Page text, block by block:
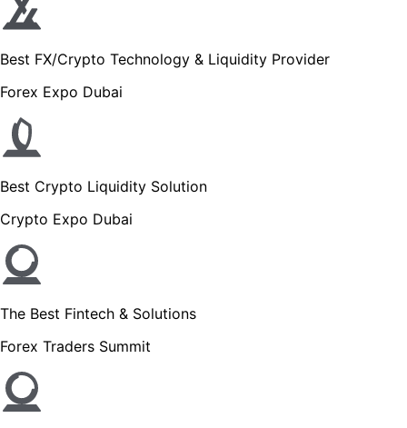
Best FX/Crypto Technology & Liquidity Provider
Forex Expo Dubai
Best Crypto Liquidity Solution
Crypto Expo Dubai
The Best Fintech & Solutions
Forex Traders Summit